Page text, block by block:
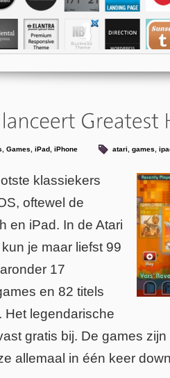
, Games, iPad, iPhone atari, games,
klassiekers
oftewel de
en iPad. In de Atari
je maar liefst 99
17
en 82 titels
Het legendarische
gratis bij. De games
allemaal in één keer